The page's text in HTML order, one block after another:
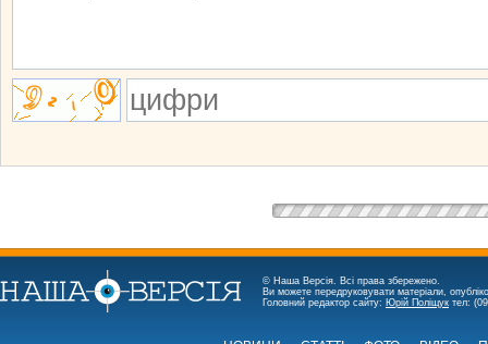
© Наша Версія. Всі права збережено.
Ви можете передруковувати матеріали,
Головний редактор сайту: Юрій Поліщук тел: